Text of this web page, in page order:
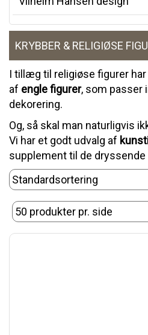
KRYBBER & RELIGIØSE
I tillæg til religiøse figurer
af engle figurer, som passer
dekorering.
Og, så skal man naturligvis
Vi har et godt udvalg af
supplement til de dryssende